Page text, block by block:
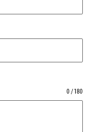
0 / 180